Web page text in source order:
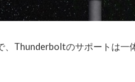
Thunderboltのサポートは一